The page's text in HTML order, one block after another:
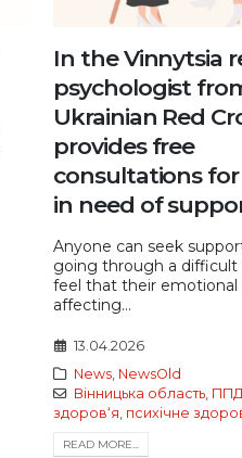
In the Vinnytsia
psychologist
Ukrainian Red
provides free
consultations
in need of
Anyone can seek
going through a difficult
feel that their emotional
affecting...
13.04.2026
News, NewsOld
Вінницька область, ППД
здоров‘я психічне
READ MORE...